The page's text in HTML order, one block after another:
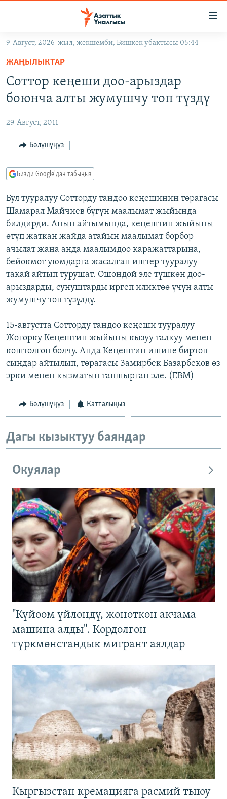
Навигацияга
өтүңүз
Издөөгө
салыңызКЫРГЫЗСТАН
ЭКОНОМИКА
МАДАНИЯТ
ДҮЙНӨ
БОРБОР АЗИЯ
АТАЙЫН ИЛИКТӨӨ
ТВ ПРОГРАММАЛАР
ЭКСПЕРТТЕР ТАЛДАЙТ
БИЗ ЖАНА ДҮЙНӨ
ДАНИСТЕ
ЭЖЕ-СИҢДИЛЕР
ЫҢГАЙСЫЗ СУРООЛОР
ӨЗГӨЧӨ ПИКИР
Русский
ОНЛАЙН ШЕРИНЕ
ЭЕ/АРнун бардык сайттары
9-Август, 2026-жыл, жекшемби, Бишкек убактысы 05:44
ЖАҢЫЛЫКТАР
Соттор кеңеши доо-арыздар
боюнча алты жумушчу топ түздү
29-Август, 2011
Бөлүшүңүз
Бизди Google'дан табыңыз
Бул тууралуу Сотторду тандоо кеңешинин төрагасы
Шамарал Майчиев бүгүн маалымат жыйында
билдирди. Анын айтымында, кеңештин жыйыны
өтүп жаткан жайда атайын маалымат борбор
ачылат жана анда маалымдоо каражаттарына,
бейөкмөт уюмдарга жасалган иштер тууралуу
такай айтып турушат. Ошондой эле түшкөн доо-
арыздарды, сунуштарды иргеп иликтөө үчүн алты
жумушчу топ түзүлдү.
15-августта Сотторду тандоо кеңеши тууралуу
Жогорку Кеңештин жыйыны кызуу талкуу менен
коштолгон болчу. Анда Кеңештин ишине биртоп
сындар айтылып, төрагасы Замирбек Базарбеков өз
эрки менен кызматын тапшырган эле. (EBM)
Бөлүшүңүз Катталыңыз
Дагы кызыктуу баяндар
Окуялар
"Күйөөм үйлөндү, жөнөткөн акчама
машина алды". Кордолгон
түркмөнстандык мигрант аялдар
Кыргызстан кремацияга расмий тыюу